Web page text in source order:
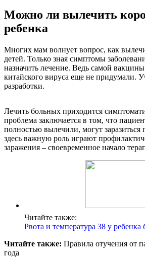
Можно ли вылечить
ребенка
Многих мам волнует вопрос, как
детей. Только зная симптомы
назначить лечение. Ведь самой
китайского вируса еще не придумали.
разработки.
Лечить больных приходится
проблема заключается в том, что
полностью вылечили, могут
здесь важную роль играют
заражения – своевременное начало
Читайте также:
Рвота и температура 38 у ребенка
Читайте также: Правила отучения от
года